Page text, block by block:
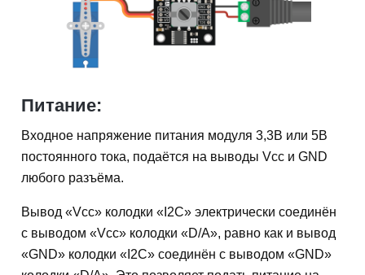
Питание:
Входное напряжение питания модуля 3,3В или 5В
постоянного тока, подаётся на выводы Vcc и GND
любого разъёма.
Вывод «Vcc» колодки «I2C» электрически соединён
с выводом «Vcc» колодки «D/A», равно как и вывод
«GND» колодки «I2C» соединён с выводом «GND»